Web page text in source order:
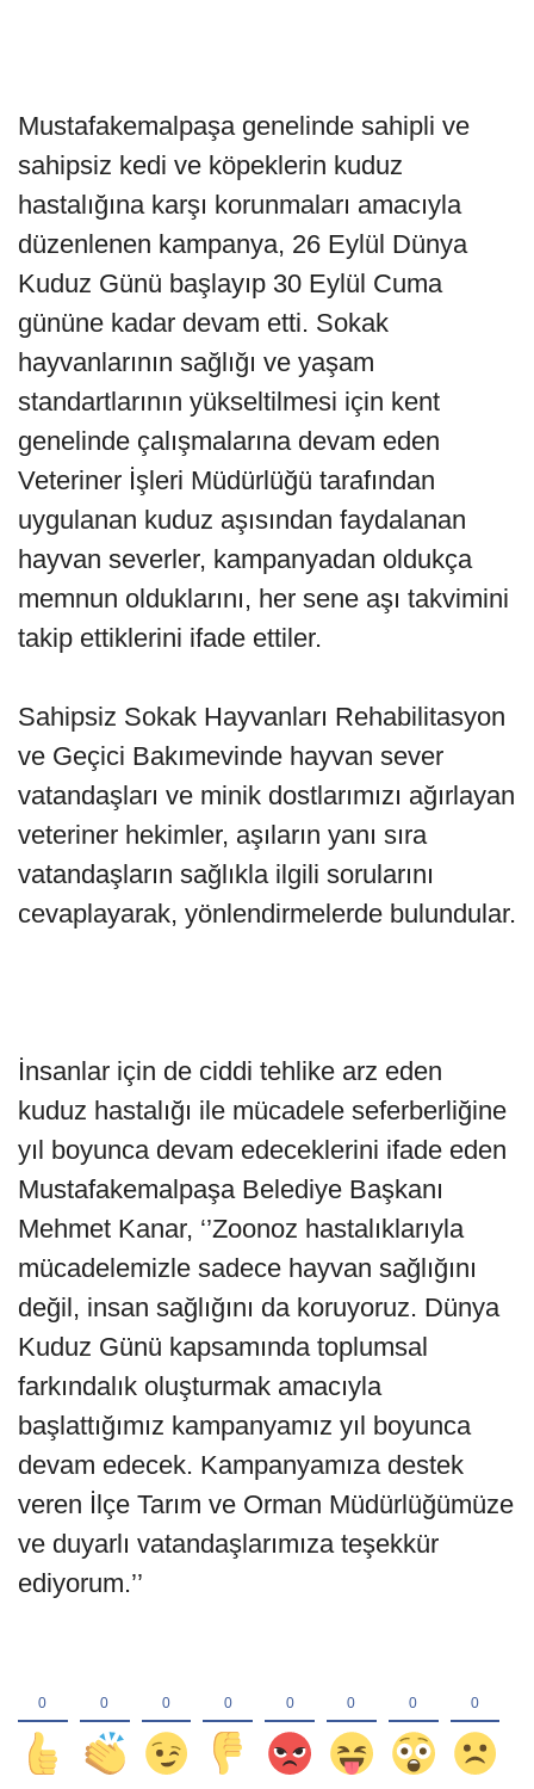
Mustafakemalpaşa genelinde sahipli ve
sahipsiz kedi ve köpeklerin kuduz
hastalığına karşı korunmaları amacıyla
düzenlenen kampanya, 26 Eylül Dünya
Kuduz Günü başlayıp 30 Eylül Cuma
gününe kadar devam etti. Sokak
hayvanlarının sağlığı ve yaşam
standartlarının yükseltilmesi için kent
genelinde çalışmalarına devam eden
Veteriner İşleri Müdürlüğü tarafından
uygulanan kuduz aşısından faydalanan
hayvan severler, kampanyadan oldukça
memnun olduklarını, her sene aşı takvimini
takip ettiklerini ifade ettiler.
Sahipsiz Sokak Hayvanları Rehabilitasyon
ve Geçici Bakımevinde hayvan sever
vatandaşları ve minik dostlarımızı ağırlayan
veteriner hekimler, aşıların yanı sıra
vatandaşların sağlıkla ilgili sorularını
cevaplayarak, yönlendirmelerde bulundular.
İnsanlar için de ciddi tehlike arz eden
kuduz hastalığı ile mücadele seferberliğine
yıl boyunca devam edeceklerini ifade eden
Mustafakemalpaşa Belediye Başkanı
Mehmet Kanar, ‘’Zoonoz hastalıklarıyla
mücadelemizle sadece hayvan sağlığını
değil, insan sağlığını da koruyoruz. Dünya
Kuduz Günü kapsamında toplumsal
farkındalık oluşturmak amacıyla
başlattığımız kampanyamız yıl boyunca
devam edecek. Kampanyamıza destek
veren İlçe Tarım ve Orman Müdürlüğümüze
ve duyarlı vatandaşlarımıza teşekkür
ediyorum.’’